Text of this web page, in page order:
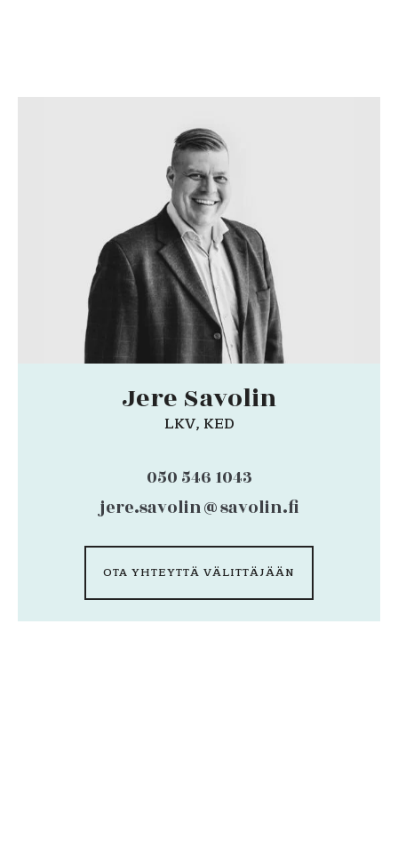
Jere Savolin
LKV, KED
050 546 1043
jere.savolin@savolin.fi
OTA YHTEYTTÄ VÄLITTÄJÄÄN